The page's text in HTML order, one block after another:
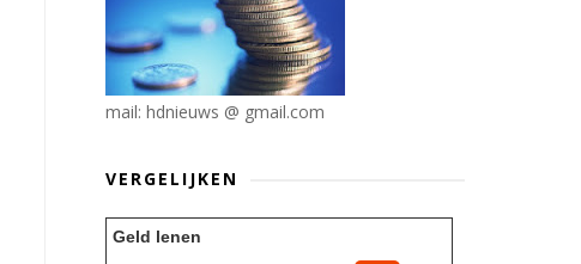
mail: hdnieuws @ gmail.com
VERGELIJKEN
Geld lenen